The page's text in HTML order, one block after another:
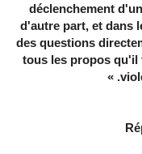
déclenchement
d'autre part, et dans
des questions
tous les propos qu'il